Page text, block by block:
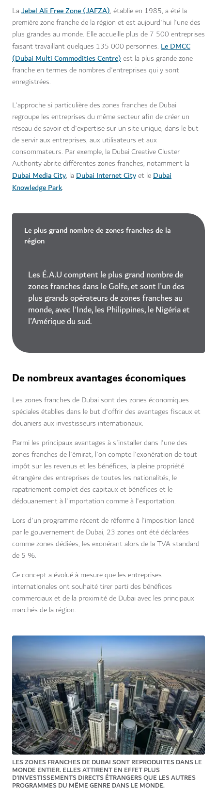
La Jebel Ali Free Zone (JAFZA), établie en 1985, a été la
première zone franche de la région et est aujourd'hui l'une des
plus grandes au monde. Elle accueille plus de 7 500 entreprises
faisant travaillant quelques 135 000 personnes. Le DMCC
(Dubai Multi Commodities Centre)est la plus grande zone
franche en termes de nombres d'entreprises qui y sont
enregistrées.
L'approche si particulière des zones franches de Dubai
regroupe les entreprises du même secteur afin de créer un
réseau de savoir et d'expertise sur un site unique, dans le but
de servir aux entreprises, aux utilisateurs et aux
consommateurs. Par exemple, la Dubai Creative Cluster
Authority abrite différentes zones franches, notamment la
Dubai Media City, la Dubai Internet Cityet leDubai
Knowledge Park.
Le plus grand nombre de zones franches de la
région
Les É.A.U comptent le plus grand nombre de
zones franches dans le Golfe, et sont l'un des
plus grands opérateurs de zones franches au
monde, avec l'Inde, les Philippines, le Nigéria et
l'Amérique du sud.
De nombreux avantages économiques
Les zones franches de Dubai sont des zones économiques
spéciales établies dans le but d'offrir des avantages fiscaux et
douaniers aux investisseurs internationaux.
Parmi les principaux avantages à s'installer dans l'une des
zones franches de l'émirat, l'on compte l'exonération de tout
impôt sur les revenus et les bénéfices, la pleine propriété
étrangère des entreprises de toutes les nationalités, le
rapatriement complet des capitaux et bénéfices et le
dédouanement à l'importation comme à l'exportation.
Lors d'un programme récent de réforme à l'imposition lancé
par le gouvernement de Dubai, 23 zones ont été déclarées
comme zones dédiées, les exonérant alors de la TVA standard
de 5 %.
Ce concept a évolué à mesure que les entreprises
internationales ont souhaité tirer parti des bénéfices
commerciaux et de la proximité de Dubai avec les principaux
marchés de la région.
LES ZONES FRANCHES DE DUBAI SONT REPRODUITES DANS LE
MONDE ENTIER. ELLES ATTIRENT EN EFFET PLUS
D'INVESTISSEMENTS DIRECTS ÉTRANGERS QUE LES AUTRES
PROGRAMMES DU MÊME GENRE DANS LE MONDE.